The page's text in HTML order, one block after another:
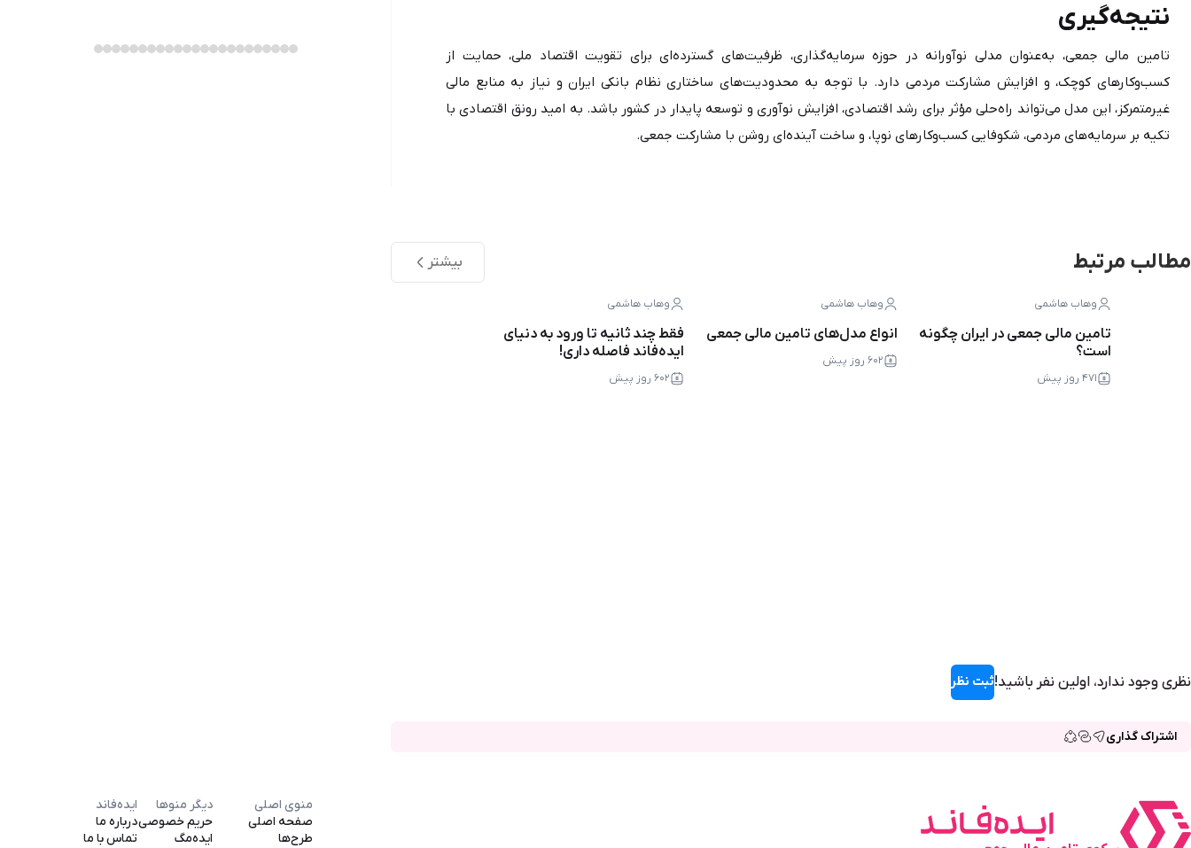
نتیجه‌گیری
تکیه بر سرمایه‌های مردمی، شکوفایی کسب‌وکارهای نوپا، و ساخت آینده‌ای روشن با مشارکت جمعی.
مطالب مرتبط بیشتر
وهاب هاشمی
تامین مالی جمعی در ایران چگونه
است؟
۴۷۱ روز پیش
وهاب هاشمی
انواع مدل‌های تامین مالی جمعی
۶۰۲ روز پیش
وهاب هاشمی
فقط چند ثانیه تا ورود به دنیای
ایده‌فاند فاصله داری!
۶۰۲ روز پیش
نظری وجود ندارد، اولین نفر باشید!ثبت نظر
اشتراک گذاری
منوی اصلی
صفحه اصلی
طرح‌ها
دیگر منوها
حریم خصوصی
ایده‌مگ
ایده‌فاند
درباره ما
تماس با ما